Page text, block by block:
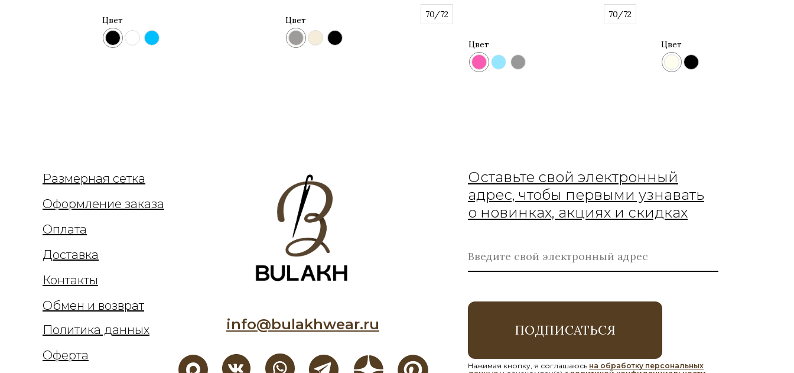
Цвет Цвет
70/72
Цвет
70/72
Цвет
Размерная сетка
Оформление заказа
Оплата
Доставка
Обмен и возврат
Контакты
Оставьте свой электронный
адрес, чтобы первыми узнавать
о новинках, акциях и скидках
Политика данных
Оферта
info@bulakhwear.ru ПОДПИСАТЬСЯ
Нажимая кнопку, я соглашаюсь на обработку персональных